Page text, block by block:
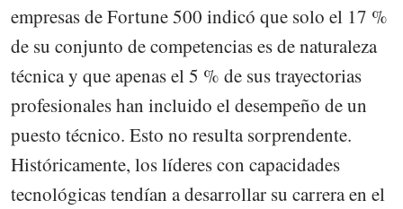
empresas de Fortune 500 indicó que solo el 17 %
de su conjunto de competencias es de naturaleza
técnica y que apenas el 5 % de sus trayectorias
profesionales han incluido el desempeño de un
puesto técnico. Esto no resulta sorprendente.
Históricamente, los líderes con capacidades
tecnológicas tendían a desarrollar su carrera en el